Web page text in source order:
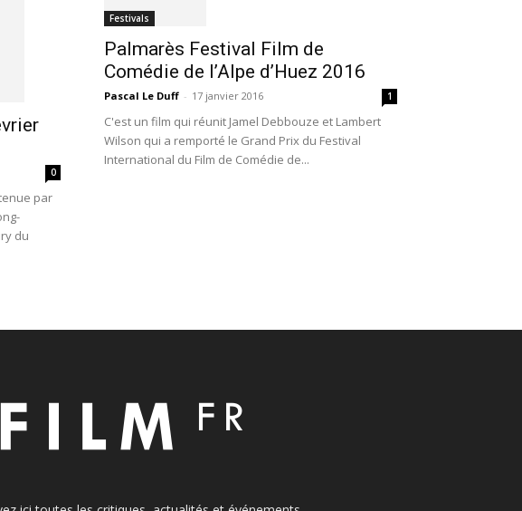
0
par
du
Festivals
Palmarès Festival Film de
Comédie de l’Alpe d’Huez 2016
Pascal Le Duff - 17 janvier 2016 1
C'est un film qui réunit Jamel Debbouze et Lambert
Wilson qui a remporté le Grand Prix du Festival
International du Film de Comédie de...